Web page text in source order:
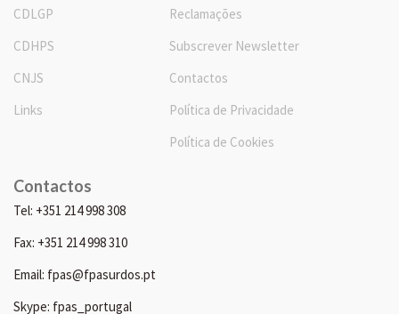
CDLGP
CDHPS
CNJS
Links
Reclamações
Subscrever Newsletter
Contactos
Política de Privacidade
Política de Cookies
Contactos
Tel: +351 214 998 308
Fax: +351 214 998 310
Email: fpas@fpasurdos.pt
Skype: fpas_portugal